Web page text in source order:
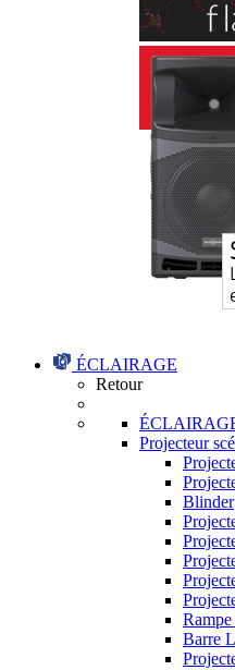
ÉCLAIRAGE
Retour
Projecteur
Blinder
Barre